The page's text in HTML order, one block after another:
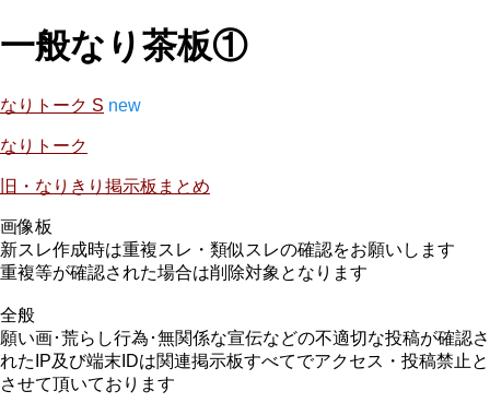
一般なり茶板①
なりトーク S new
なりトーク
旧・なりきり掲示板まとめ
画像板
新スレ作成時は重複スレ・類似スレの確認をお願いします
重複等が確認された場合は削除対象となります
全般
願い画･荒らし行為･無関係な宣伝などの不適切な投稿が確認さ
れたIP及び端末IDは関連掲示板すべてでアクセス・投稿禁止と
させて頂いております